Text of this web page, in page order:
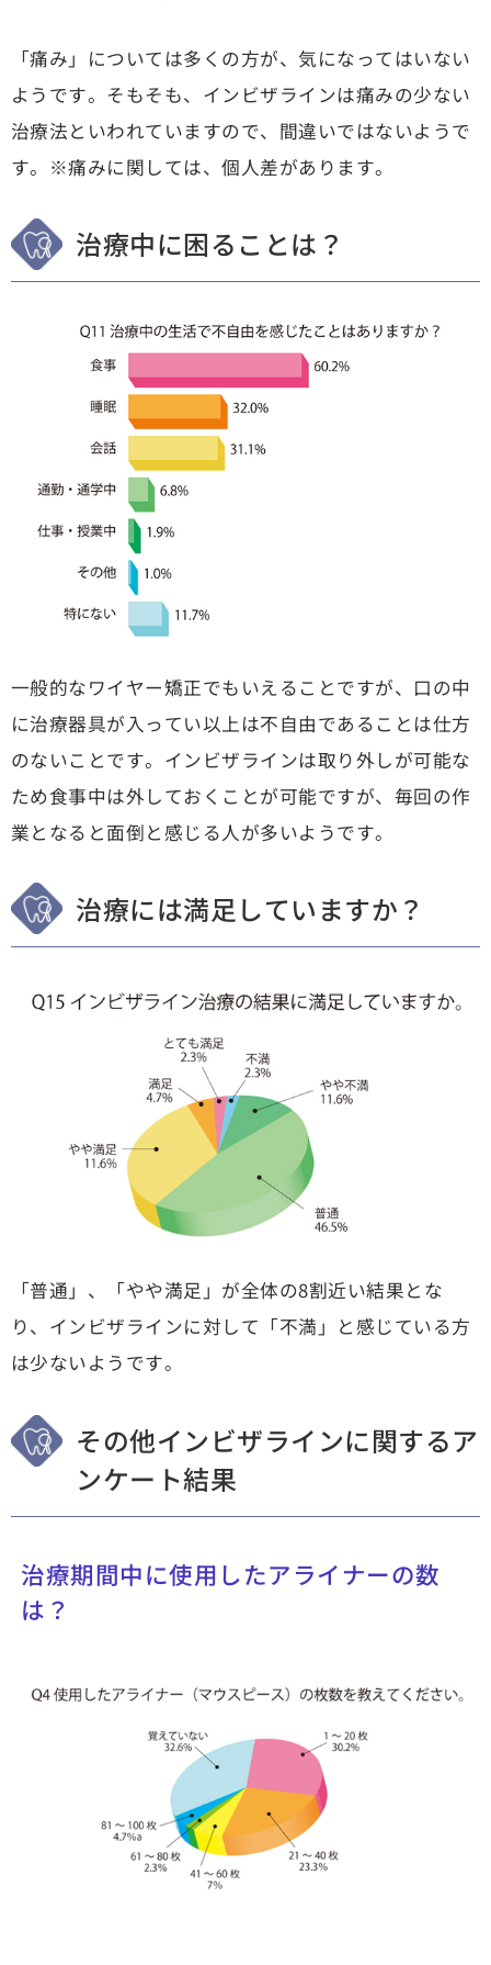
「痛み」については多くの方が、気になってはいない
ようです。そもそも、インビザラインは痛みの少ない
治療法といわれていますので、間違いではないようで
す。※痛みに関しては、個人差があります。
治療中に困ることは？
一般的なワイヤー矯正でもいえることですが、口の中
に治療器具が入ってい以上は不自由であることは仕方
のないことです。インビザラインは取り外しが可能な
ため食事中は外しておくことが可能ですが、毎回の作
業となると面倒と感じる人が多いようです。
治療には満足していますか？
「普通」、「やや満足」が全体の8割近い結果とな
り、インビザラインに対して「不満」と感じている方
は少ないようです。
その他インビザラインに関するア
ンケート結果
治療期間中に使用したアライナーの数
は？